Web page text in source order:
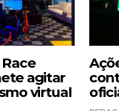
Race
agitar
virtual